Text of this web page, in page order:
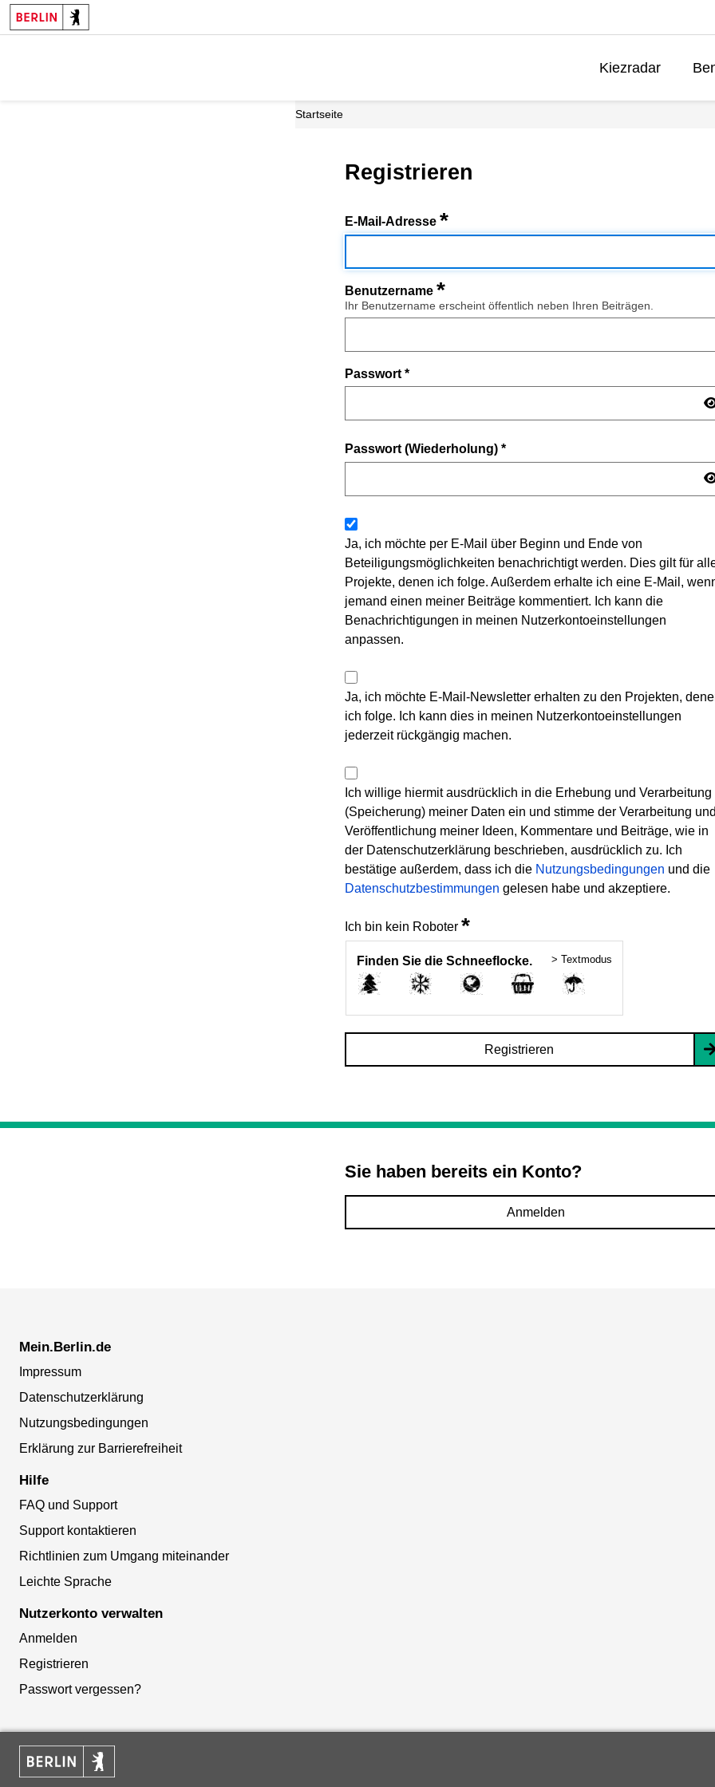
Kiezradar
Startseite
Registrieren
E-Mail-Adresse *
Benutzername *
Ihr Benutzername erscheint öffentlich neben Ihren Beiträgen.
Passwort *
Passwort (Wiederholung) *
Ja, ich möchte per E-Mail über Beginn und Ende von
Beteiligungsmöglichkeiten benachrichtigt werden. Dies gilt für
Projekte, denen ich folge. Außerdem erhalte ich eine E-Mail,
jemand einen meiner Beiträge kommentiert. Ich kann die
Benachrichtigungen in meinen Nutzerkontoeinstellungen
anpassen.
Ja, ich möchte E-Mail-Newsletter erhalten zu den Projekten,
ich folge. Ich kann dies in meinen Nutzerkontoeinstellungen
jederzeit rückgängig machen.
Ich willige hiermit ausdrücklich in die Erhebung und Verarbeitung
(Speicherung) meiner Daten ein und stimme der Verarbeitung und
Veröffentlichung meiner Ideen, Kommentare und Beiträge, wie in
der Datenschutzerklärung beschrieben, ausdrücklich zu. Ich
bestätige außerdem, dass ich die Nutzungsbedingungen und die
Datenschutzbestimmungen gelesen habe und akzeptiere.
Ich bin kein Roboter *
Finden Sie die Schneeflocke. > Textmodus
Registrieren
Sie haben bereits ein Konto?
Anmelden
Mein.Berlin.de
Impressum
Datenschutzerklärung
Nutzungsbedingungen
Erklärung zur Barrierefreiheit
Hilfe
FAQ und Support
Support kontaktieren
Richtlinien zum Umgang miteinander
Leichte Sprache
Nutzerkonto verwalten
Anmelden
Registrieren
Passwort vergessen?